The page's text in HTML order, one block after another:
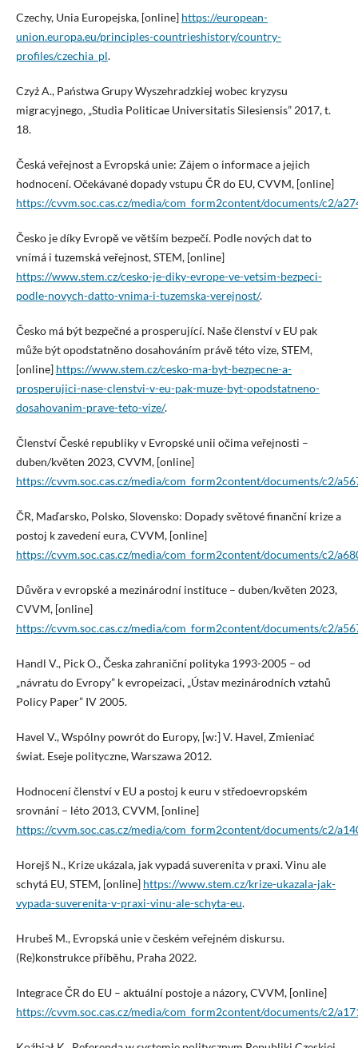
Czechy, Unia Europejska, [online] https://european-
union.europa.eu/principles-countrieshistory/country-
profiles/czechia_pl.
Czyż A., Państwa Grupy Wyszehradzkiej wobec kryzysu
migracyjnego, „Studia Politicae Universitatis Silesiensis” 2017, t.
18.
Česká veřejnost a Evropská unie: Zájem o informace a jejich
hodnocení. Očekávané dopady vstupu ČR do EU, CVVM, [online]
https://cvvm.soc.cas.cz/media/com_form2content/documents/c2/
Česko je díky Evropě ve větším bezpečí. Podle nových dat to
vnímá i tuzemská veřejnost, STEM, [online]
https://www.stem.cz/cesko-je-diky-evrope-ve-vetsim-bezpeci-
podle-novych-datto-vnima-i-tuzemska-verejnost/.
Česko má být bezpečné a prosperující. Naše členství v EU pak
může být opodstatněno dosahováním právě této vize, STEM,
[online] https://www.stem.cz/cesko-ma-byt-bezpecne-a-
prosperujici-nase-clenstvi-v-eu-pak-muze-byt-opodstatneno-
dosahovanim-prave-teto-vize/.
Členství České republiky v Evropské unii očima veřejnosti –
duben/květen 2023, CVVM, [online]
https://cvvm.soc.cas.cz/media/com_form2content/documents/c2/
ČR, Maďarsko, Polsko, Slovensko: Dopady světové finanční krize a
postoj k zavedení eura, CVVM, [online]
https://cvvm.soc.cas.cz/media/com_form2content/documents/c2/
Důvěra v evropské a mezinárodní instituce – duben/květen 2023,
CVVM, [online]
https://cvvm.soc.cas.cz/media/com_form2content/documents/c2/
Handl V., Pick O., Česka zahraniční polityka 1993-2005 – od
„návratu do Evropy” k evropeizaci, „Ústav mezinárodních vztahů
Policy Paper” IV 2005.
Havel V., Wspólny powrót do Europy, [w:] V. Havel, Zmieniać
świat. Eseje polityczne, Warszawa 2012.
Hodnocení členství v EU a postoj k euru v středoevropském
srovnání – léto 2013, CVVM, [online]
https://cvvm.soc.cas.cz/media/com_form2content/documents/c2/
Horejš N., Krize ukázala, jak vypadá suverenita v praxi. Vinu ale
schytá EU, STEM, [online] https://www.stem.cz/krize-ukazala-jak-
vypada-suverenita-v-praxi-vinu-ale-schyta-eu.
Hrubeš M., Evropská unie v českém veřejném diskursu.
(Re)konstrukce příběhu, Praha 2022.
Integrace ČR do EU – aktuální postoje a názory, CVVM, [online]
https://cvvm.soc.cas.cz/media/com_form2content/documents/c2/